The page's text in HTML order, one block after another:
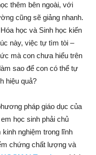
thêm bên ngoài, với
cũng sẽ giảng nhanh.
học và Sinh học kiến
này, việc tự tìm tòi –
mà con chưa hiểu trên
sao để con có thể tự
hiệu quả?
pháp giáo dục của
học sinh phải chủ
nghiệm trong lĩnh
chứng chất lượng và